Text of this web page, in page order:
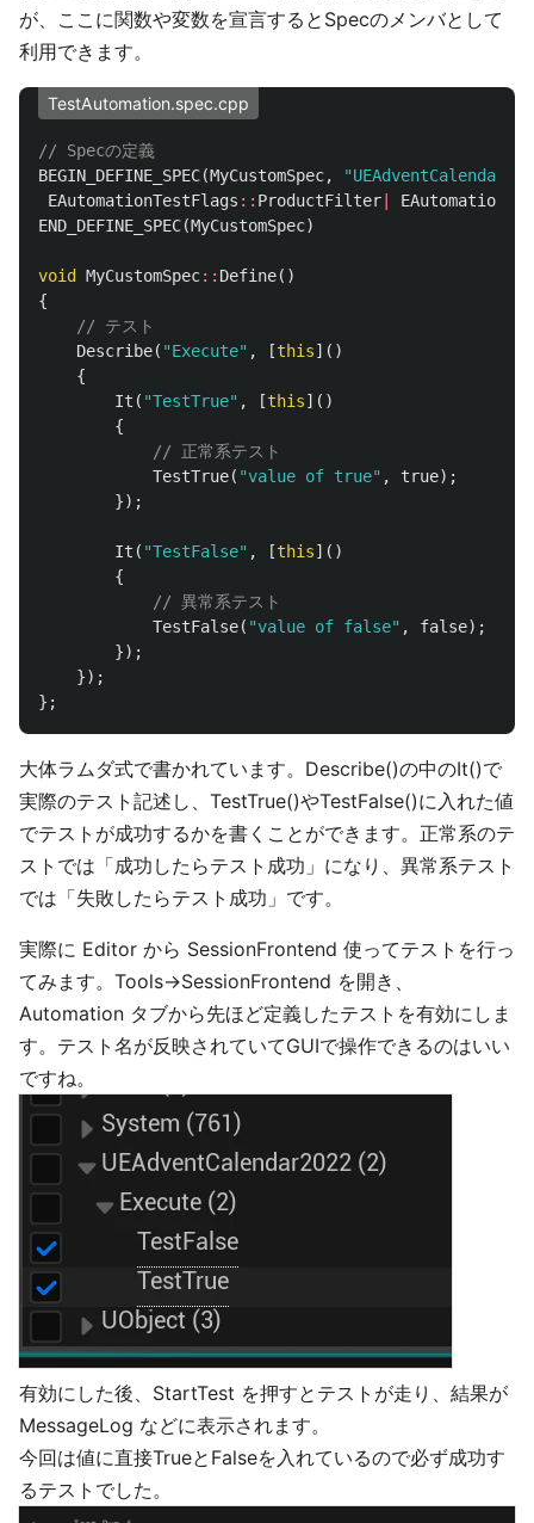
が、ここに関数や変数を宣言するとSpecのメンバとして
利用できます。
TestAutomation.spec.cpp
// Specの定義
BEGIN_DEFINE_SPEC(MyCustomSpec,
EAutomationTestFlags :: ProductFilter
END_DEFINE_SPEC(MyCustomSpec)
void MyCustomSpec:: Define()
{
// テスト
Describe( "Execute" , [this]()
{
It ( "TestTrue" , [this]()
{
// 正常系テスト
TestTrue( "value of true" , true);
});
It ( "TestFalse" , [this]()
{
// 異常系テスト
TestFalse( "value of false" , false);
});
});
};
大体ラムダ式で書かれています。Describe()の中のIt()で
実際のテスト記述し、TestTrue()やTestFalse()に入れた値
でテストが成功するかを書くことができます。正常系のテ
ストでは「成功したらテスト成功」になり、異常系テスト
では「失敗したらテスト成功」です。
実際に Editor から SessionFrontend 使ってテストを行っ
てみます。Tools->SessionFrontend を開き、
Automation タブから先ほど定義したテストを有効にしま
す。テスト名が反映されていてGUIで操作できるのはいい
ですね。
有効にした後、StartTest を押すとテストが走り、結果が
MessageLog などに表示されます。
今回は値に直接TrueとFalseを入れているので必ず成功す
るテストでした。